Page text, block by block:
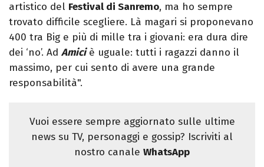
artistico del Festival di Sanremo, ma ho sempre
trovato difficile scegliere. Là magari si proponevano
400 tra Big e più di mille tra i giovani: era dura dire
dei ‘no’. Ad Amiciè uguale: tutti i ragazzi danno il
massimo, per cui sento di avere una grande
responsabilità".
Vuoi essere sempre aggiornato sulle ultime
news su TV, personaggi e gossip? Iscriviti al
nostro canale WhatsApp